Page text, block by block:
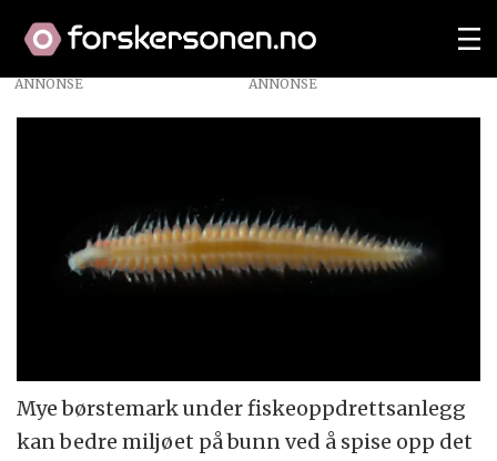
ANNONSE
Mye børstemark under fiskeoppdrettsanlegg
kan bedre miljøet på bunn ved å spise opp det